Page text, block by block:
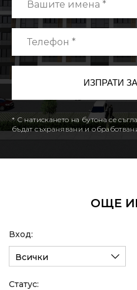
* С натискането на бутона се
бъдат съхранявани и
ОЩЕ
Вход:
Всички
Статус: